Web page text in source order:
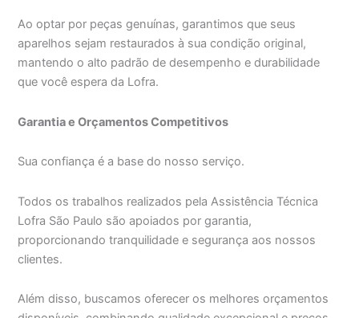
Ao optar por peças genuínas, garantimos que seus
aparelhos sejam restaurados à sua condição original,
mantendo o alto padrão de desempenho e durabilidade
que você espera da Lofra.
Garantia e Orçamentos Competitivos
Sua confiança é a base do nosso serviço.
Todos os trabalhos realizados pela Assistência Técnica
Lofra São Paulo são apoiados por garantia,
proporcionando tranquilidade e segurança aos nossos
clientes.
Além disso, buscamos oferecer os melhores orçamentos